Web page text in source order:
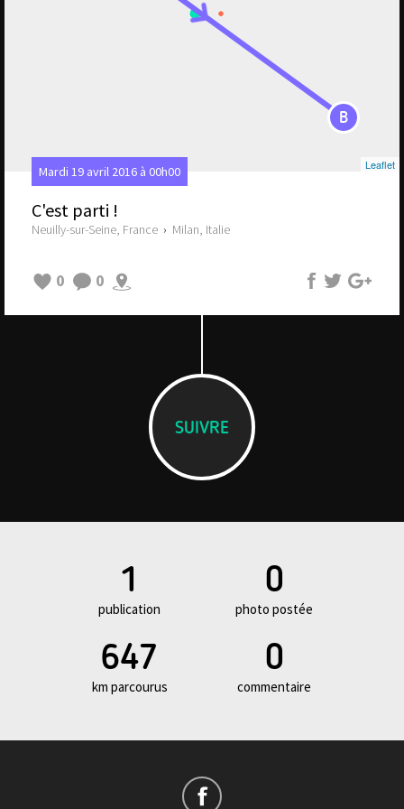
B
Leaflet
Mardi 19 avril 2016 à 00h00
C'est parti !
Neuilly-sur-Seine, France › Milan, Italie
0 0
SUIVRE
1
publication
0
photo postée
647
km parcourus
0
commentaire